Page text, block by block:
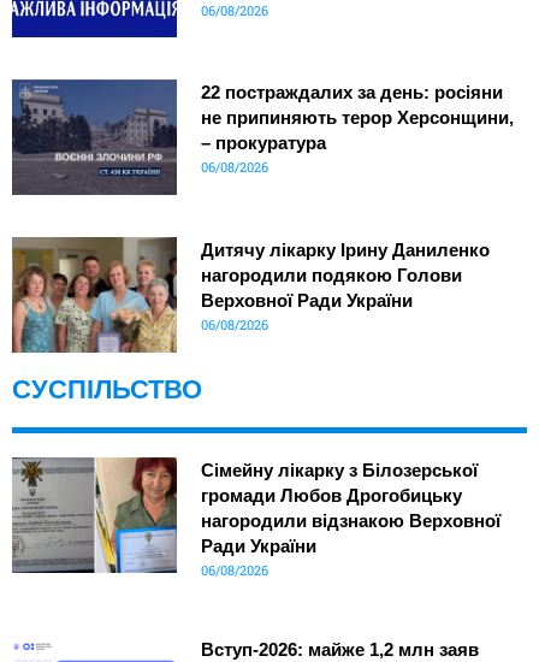
06/08/2026
22 постраждалих за день: росіяни
не припиняють терор Херсонщини,
– прокуратура
06/08/2026
Дитячу лікарку Ірину Даниленко
нагородили подякою Голови
Верховної Ради України
06/08/2026
СУСПІЛЬСТВО
Сімейну лікарку з Білозерської
громади Любов Дрогобицьку
нагородили відзнакою Верховної
Ради України
06/08/2026
Вступ-2026: майже 1,2 млн заяв